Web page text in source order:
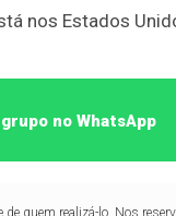
nos Estados
no WhatsApp